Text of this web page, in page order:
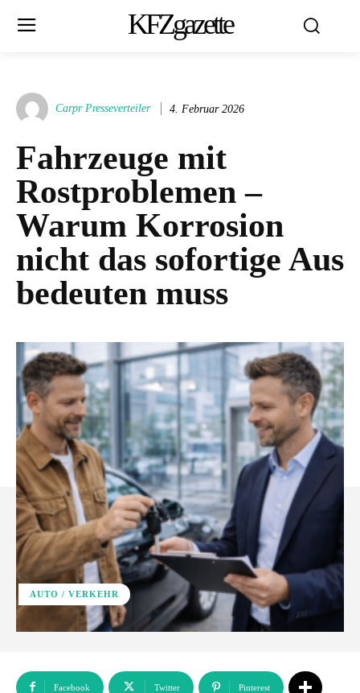
KFZgazette
Carpr Presseverteiler 4. Februar 2026
Fahrzeuge mit
Rostproblemen –
Warum Korrosion
nicht das sofortige Aus
bedeuten muss
AUTO / VERKEHR
Facebook Twitter Pinterest